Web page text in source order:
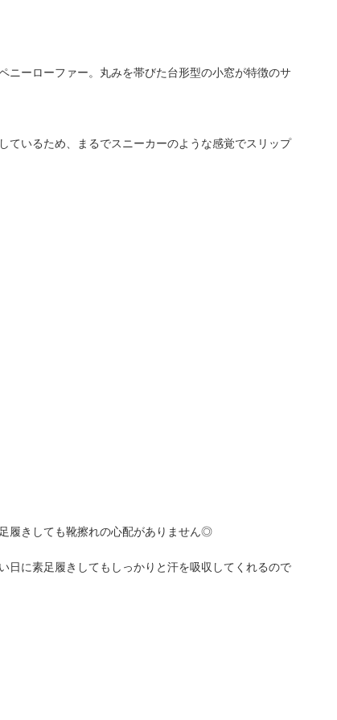
ニーローファー。丸みを帯びた台形型の小窓が特徴のサ
ているため、まるでスニーカーのような感覚でスリップ
履きしても靴擦れの心配がありません◎
日に素足履きしてもしっかりと汗を吸収してくれるので